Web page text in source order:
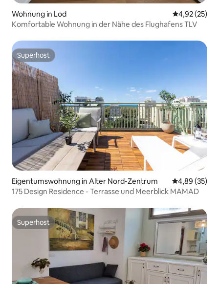
Wohnung in Lod
4,92 (25)
Komfortable Wohnung in der Nähe des Flughafens TLV
Superhost
Superhost
Eigentumswohnung in Alter Nord-Zentrum
4,89 (35)
175 Design Residence - Terrasse und Meerblick MAMAD
Superhost
Superhost